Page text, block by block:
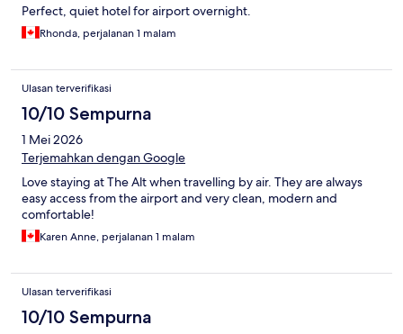
Perfect, quiet hotel for airport overnight.
Rhonda, perjalanan 1 malam
Ulasan terverifikasi
10/10 Sempurna
1 Mei 2026
Terjemahkan dengan Google
Love staying at The Alt when travelling by air. They are always
easy access from the airport and very clean, modern and
comfortable!
Karen Anne, perjalanan 1 malam
Ulasan terverifikasi
10/10 Sempurna